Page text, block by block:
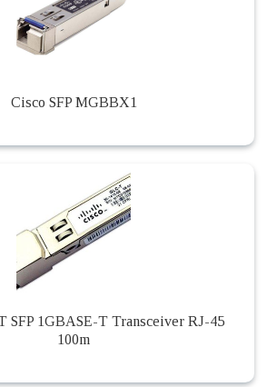
Cisco SFP MGBBX1
SFP 1GBASE-T Transceiver RJ-45
100m